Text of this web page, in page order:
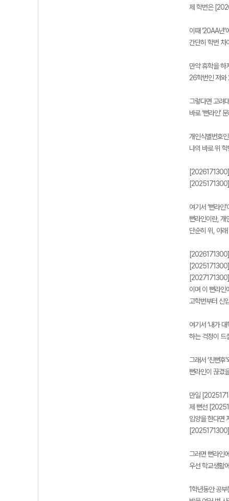
제 학번은
이때 ‘20AA년’
간단히 학번 차
만약 휴학을 하
26학번인 저와
그렇다면 고려
바로 ‘뻔라인’
개인식별번호인
나의 바로 위
여기서 ‘뻔라인
뻔라인이란, 개
단순히 위, 아
이며 이 뻔라인
고학번부터 신
여기서 ‘내가
하는 걱정이 드
그래서 ‘친뻔후
뻔라인이 끊겼
만일
제 뻔선
입양을 한다면
[2025171300]
그러면 뻔라인
우선 학교생활
1학년동안 공